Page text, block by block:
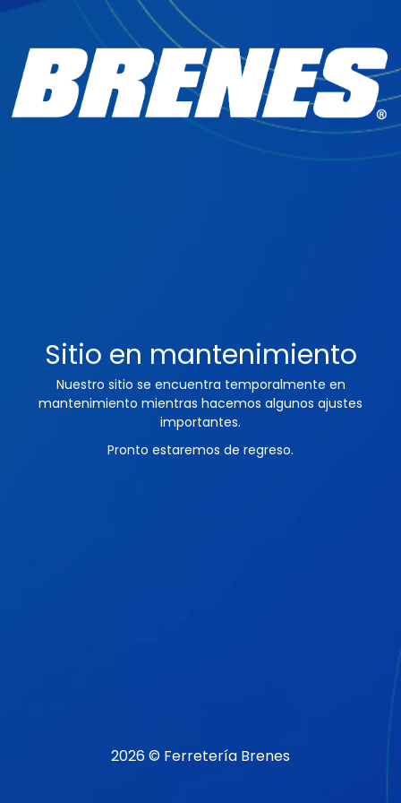
Sitio en mantenimiento
Nuestro sitio se encuentra temporalmente en
mantenimiento mientras hacemos algunos ajustes
importantes.
Pronto estaremos de regreso.
2026 © Ferretería Brenes